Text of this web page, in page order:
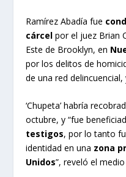
Ramírez Abadía fue
cárcel por el juez Brian
Este de Brooklyn, en
por los delitos de
de una red
‘Chupeta’ habría
octubre, y “fue
testigos, por lo tanto
identidad en una zona
Unidos”, reveló el